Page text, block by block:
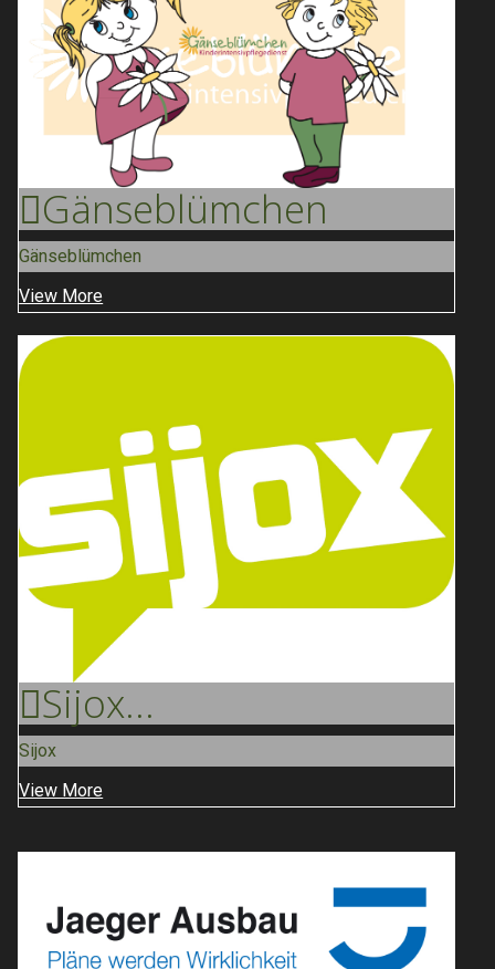
GänseBlümchen
Gänseblümchen
View More
Sijox...
Sijox
View More